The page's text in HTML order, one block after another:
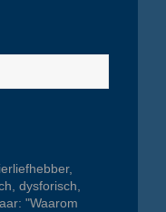
dysforisch,
"Waarom